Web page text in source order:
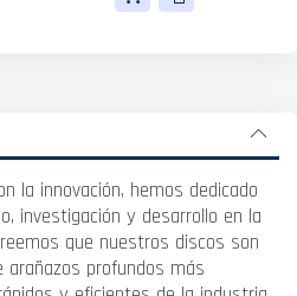
la innovación, hemos dedicado
investigación y desarrollo en la
que nuestros discos son
arañazos profundos más